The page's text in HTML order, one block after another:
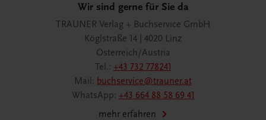
Wir sind gerne für Sie da
TRAUNER Verlag + Buchservice GmbH
Köglstraße 14 | 4020 Linz
Österreich/Austria
Tel.: +43 732 778241
Mail: buchservice@trauner.at
WhatsApp: +43 664 88 58 69 41
mehr erfahren